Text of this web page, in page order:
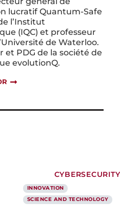
lucratif Quantum-Safe
l’Institut
(IQC) et professeur
de Waterloo.
et PDG de la société de
evolutionQ.
CYBERSECURITY
INNOVATION
SCIENCE AND TECHNOLOGY